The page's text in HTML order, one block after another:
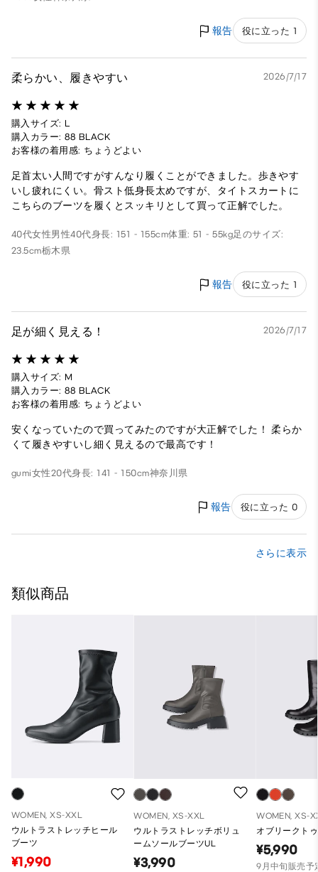
報告 役に立った 1
柔らかい、履きやすい 2026/7/17
購入サイズ: L
購入カラー: 88 BLACK
お客様の着用感: ちょうどよい
足首太い人間ですがすんなり履くことができました。歩きやす
いし疲れにくい。骨スト低身長太めですが、タイトスカートに
こちらのブーツを履くとスッキリとして買って正解でした。
40代女性男性40代身長: 151 - 155cm体重: 51 - 55kg足のサイズ:
23.5cm栃木県
報告 役に立った 1
足が細く見える！ 2026/7/17
購入サイズ: M
購入カラー: 88 BLACK
お客様の着用感: ちょうどよい
安くなっていたので買ってみたのですが大正解でした！ 柔らか
くて履きやすいし細く見えるので最高です！
gumi女性20代身長: 141 - 150cm神奈川県
報告 役に立った 0
さらに表示
類似商品
WOMEN, XS-XXL
ウルトラストレッチヒール
ブーツ
¥1,990
WOMEN, XS-XXL
ウルトラストレッチボリュ
ームソールブーツUL
¥3,990
WOMEN, XS-
オブリークト
¥5,990
9月中旬販売予